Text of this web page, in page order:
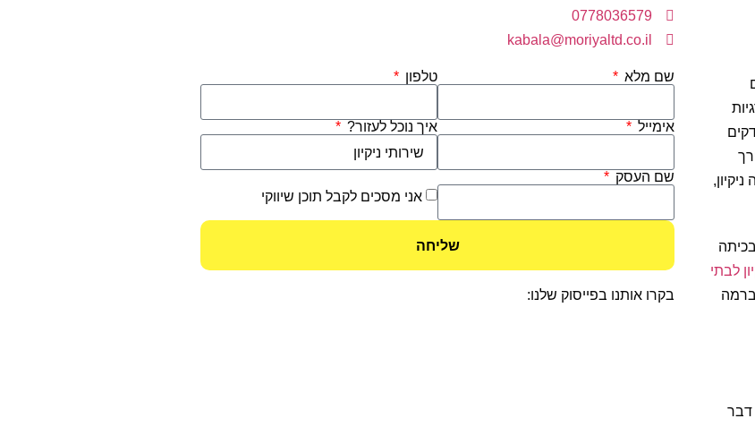
לבתי
דבר
0778036579
kabala@moriyaltd.co.il
שם מלא טלפון
אימייל איך נוכל לעזור?
שם העסק
אני מסכים לקבל תוכן שיווקי
שליחה
בקרו אותנו בפייסוק שלנו: